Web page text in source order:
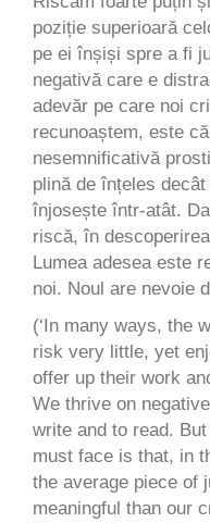
poziție superioară
pe ei înșiși spre a fi
negativă care e
adevăr pe care noi
recunoaștem, este
nesemnificativă
plină de înțeles
înjosește într-atât.
riscă, în
Lumea adesea este
noi. Noul are nevoie
(‘In many ways, the
risk very little, yet
offer up their work
We thrive on
write and to read.
must face is that, in
the average piece of
meaningful than our